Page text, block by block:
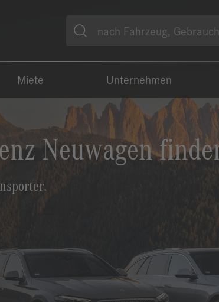
Suche
Miete Unternehmen
Cabriolet
Freiheitsgefühl.